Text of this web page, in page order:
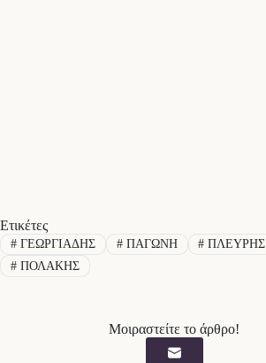
Ετικέτες
#ΓΕΩΡΓΙΑΔΗΣ #ΠΑΓΩΝΗ # ΠΛΕΥΡΗΣ
#ΠΟΛΑΚΗΣ
Μοιραστείτε το άρθρο!